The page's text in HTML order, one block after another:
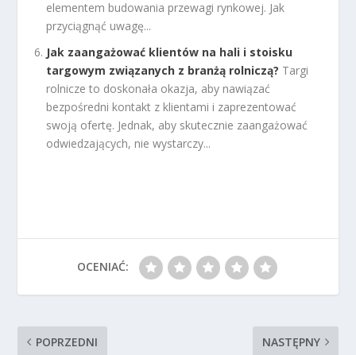
elementem budowania przewagi rynkowej. Jak
przyciągnąć uwagę...
Jak zaangażować klientów na hali i stoisku
targowym związanych z branżą rolniczą? Targi
rolnicze to doskonała okazja, aby nawiązać
bezpośredni kontakt z klientami i zaprezentować
swoją ofertę. Jednak, aby skutecznie zaangażować
odwiedzających, nie wystarczy...
OCENIAĆ:
POPRZEDNI NASTĘPNY